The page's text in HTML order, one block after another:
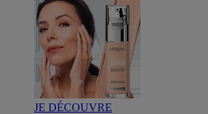
JE DÉCOUVRE